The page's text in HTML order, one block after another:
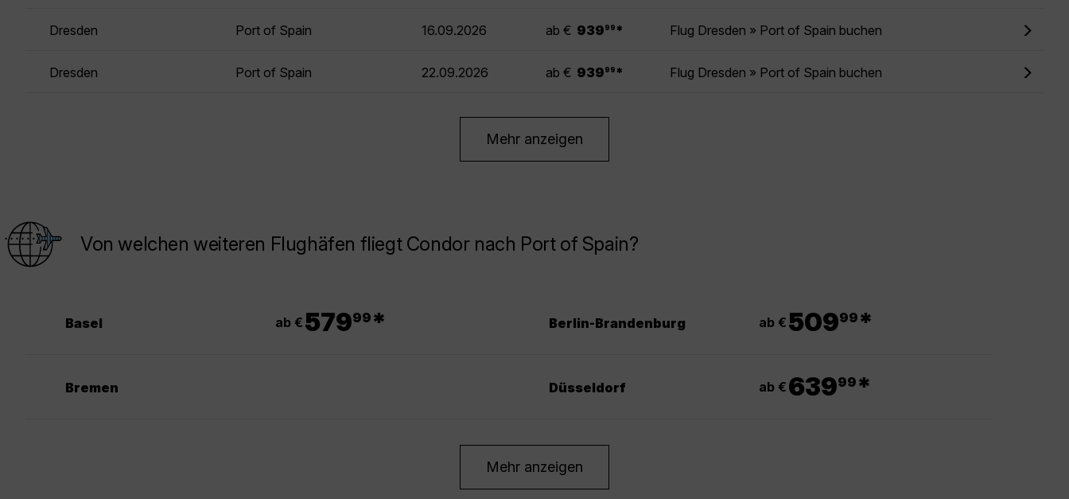
Dresden Port of Spain 16.09.2026 ab € 939 99 * Flug Dresden » Port of Spain buchen
Dresden Port of Spain 22.09.2026 ab € 939 99 * Flug Dresden » Port of Spain buchen
Mehr anzeigen
Von welchen weiteren Flughäfen fliegt Condor nach Port of Spain?
Basel ab € 57999 * Berlin-Brandenburg ab € 50999 *
Bremen Düsseldorf ab € 63999 *
Mehr anzeigen